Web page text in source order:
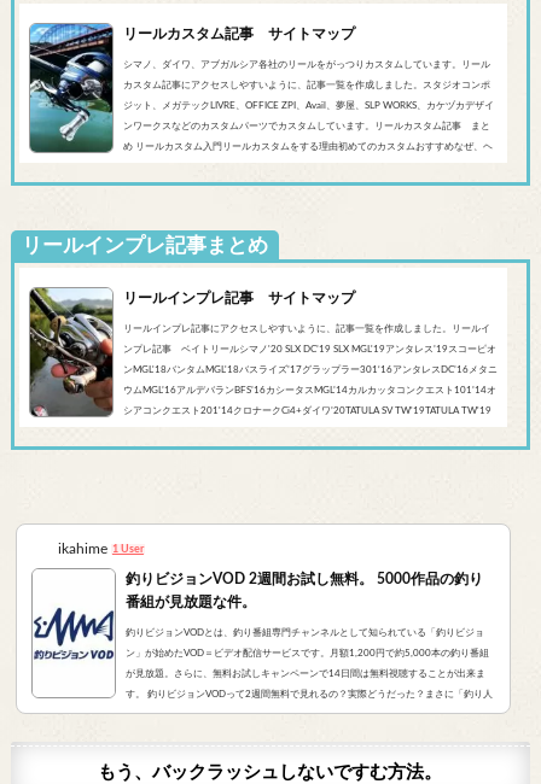
リールカスタム記事 サイトマップ
シマノ、ダイワ、アブガルシア各社のリールをがっつりカスタムしています。リール
カスタム記事にアクセスしやすいように、記事一覧を作成しました。スタジオコンポ
ジット、メガテックLIVRE、OFFICE ZPI、Avail、夢屋、SLP WORKS、カケヅカデザイ
ンワークスなどのカスタムパーツでカスタムしています。リールカスタム記事 まと
め リールカスタム入門リールカスタムをする理由初めてのカスタムおすすめなぜ、ヘ
スMGL’19スコーピオンMGL&#0...
リールインプレ記事まとめ
リールインプレ記事 サイトマップ
リールインプレ記事にアクセスしやすいように、記事一覧を作成しました。リールイ
ンプレ記事 ベイトリールシマノ'20 SLX DC’19 SLX MGL'19アンタレス’19スコーピオ
ンMGL'18バンタムMGL'18バスライズ’17グラップラー301‘16アンタレスDC’16メタニ
ウムMGL’16アルデバランBFS’16カシータスMGL’14カルカッタコンクエスト101’14オ
シアコンクエスト201'14クロナークCi4+ダイワ’20TATULA SV TW'19TATULA TW'19
ガルシア’...
ikahime 1 User
釣りビジョンVOD 2週間お試し無料。 5000作品の釣り
番組が見放題な件。
釣りビジョンVODとは、釣り番組専門チャンネルとして知られている「釣りビジョ
ン」が始めたVOD＝ビデオ配信サービスです。月額1,200円で約5,000本の釣り番組
が見放題。さらに、無料お試しキャンペーンで14日間は無料視聴することが出来ま
す。 釣りビジョンVODって2週間無料で見れるの？実際どうだった？まさに「釣り人
が求めていたVOD」でした。実際にサービスを申し込んだので、レビューをお伝えし
もう、バックラッシュしないですむ方法。